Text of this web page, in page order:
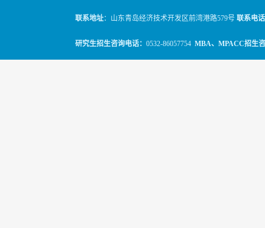
联系地址：山东青岛经济技术开发区前湾港路579号 联系电话
研究生招生咨询电话： 0532-86057754 MBA、MPACC招生